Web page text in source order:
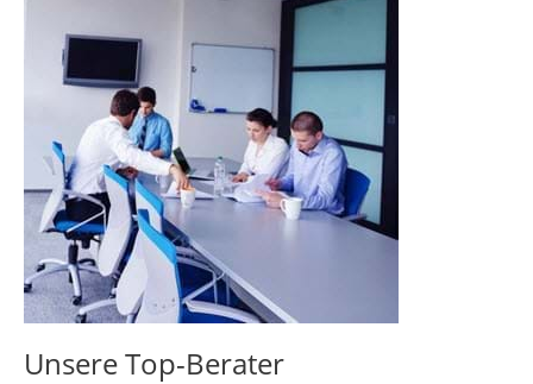
UnsereTop-Berater